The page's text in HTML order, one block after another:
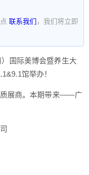
联系我们 ，我们将立即
国际美博会暨养生大
馆举办！
质展商。本期带来——广